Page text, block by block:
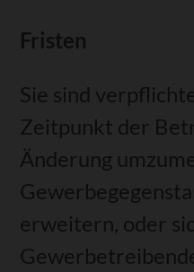
Fristen
Sie sind
Zeitpunkt der
Änderung
erweitern, oder